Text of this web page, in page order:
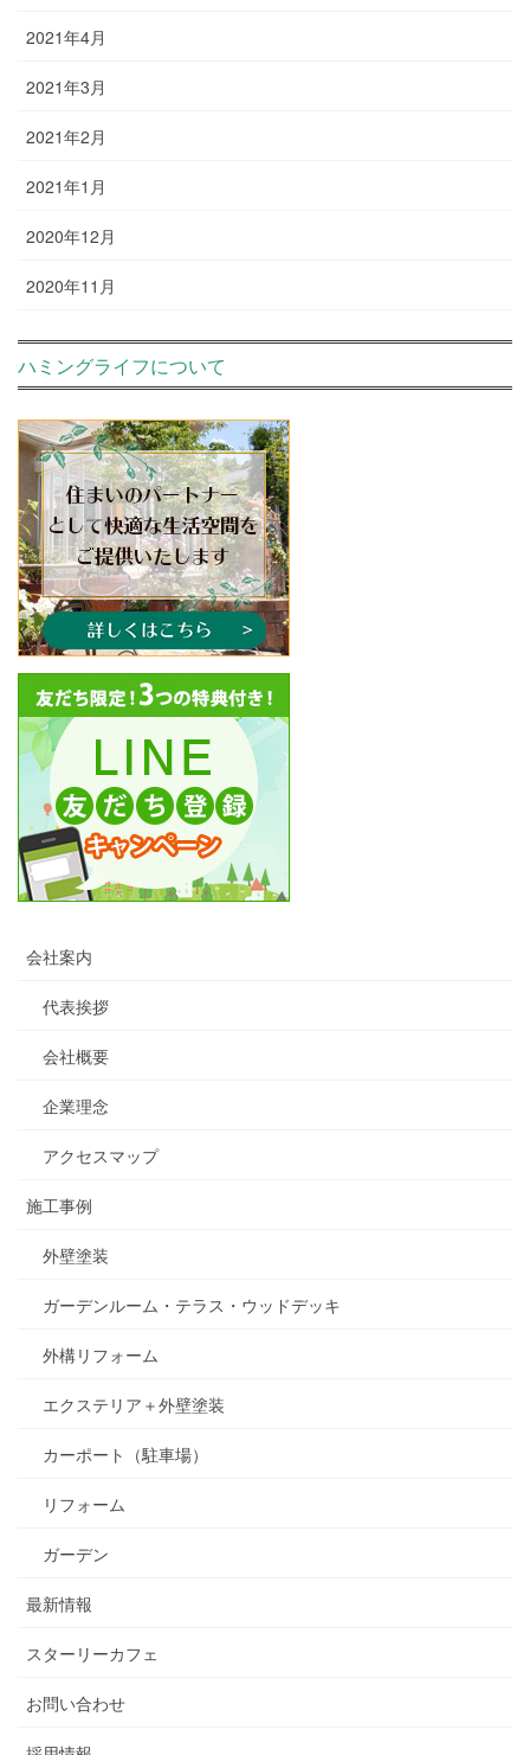
2021年4月
2021年3月
2021年2月
2021年1月
2020年12月
2020年11月
ハミングライフについて
会社案内
代表挨拶
会社概要
企業理念
アクセスマップ
施工事例
外壁塗装
ガーデンルーム・テラス・ウッドデッキ
外構リフォーム
エクステリア＋外壁塗装
カーポート（駐車場）
リフォーム
ガーデン
最新情報
スターリーカフェ
お問い合わせ